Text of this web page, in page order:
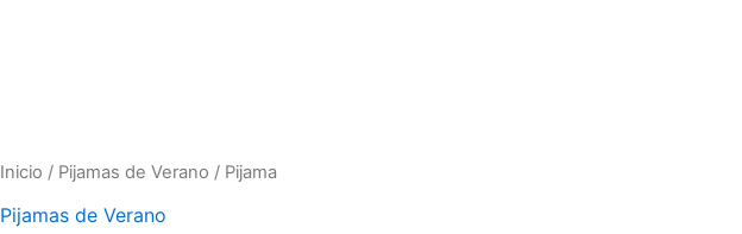
Inicio / Pijamas de Verano / Pijama
Pijamas de Verano